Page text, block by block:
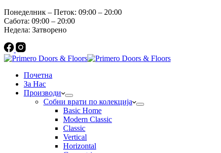
Понеделник – Петок: 09:00 – 20:00
Сабота: 09:00 – 20:00
Недела: Затворено
Почетна
За Нас
Производи
Собни врати по колекција
Basic Home
Modern Classic
Classic
Vertical
Horizontal